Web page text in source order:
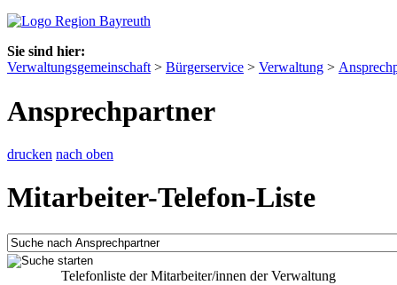
Sie sind hier:
Verwaltungsgemeinschaft > Bürgerservice > Verwaltung >
Ansprechpartner
drucken nach oben
Mitarbeiter-Telefon-Liste
Telefonliste der Mitarbeiter/innen der Verwaltung